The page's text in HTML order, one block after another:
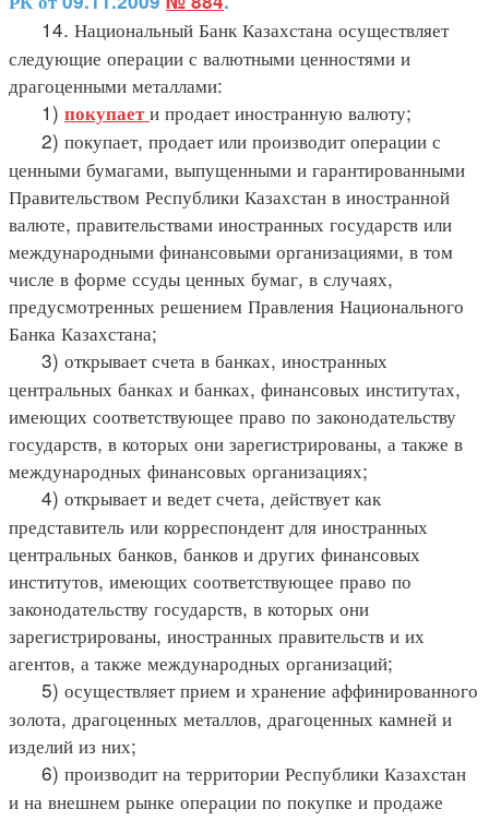
14. Национальный Банк Казахстана осуществляет
следующие операции с валютными ценностями и
драгоценными металлами:
1) покупаети продает иностранную валюту;
2) покупает, продает или производит операции с
ценными бумагами, выпущенными и гарантированными
Правительством Республики Казахстан в иностранной
валюте, правительствами иностранных государств или
международными финансовыми организациями, в том
числе в форме ссуды ценных бумаг, в случаях,
предусмотренных решением Правления Национального
Банка Казахстана;
3) открывает счета в банках, иностранных
центральных банках и банках, финансовых институтах,
имеющих соответствующее право по законодательству
государств, в которых они зарегистрированы, а также в
международных финансовых организациях;
4) открывает и ведет счета, действует как
представитель или корреспондент для иностранных
центральных банков, банков и других финансовых
институтов, имеющих соответствующее право по
законодательству государств, в которых они
зарегистрированы, иностранных правительств и их
агентов, а также международных организаций;
5) осуществляет прием и хранение аффинированного
золота, драгоценных металлов, драгоценных камней и
изделий из них;
6) производит на территории Республики Казахстан
и на внешнем рынке операции по покупке и продаже